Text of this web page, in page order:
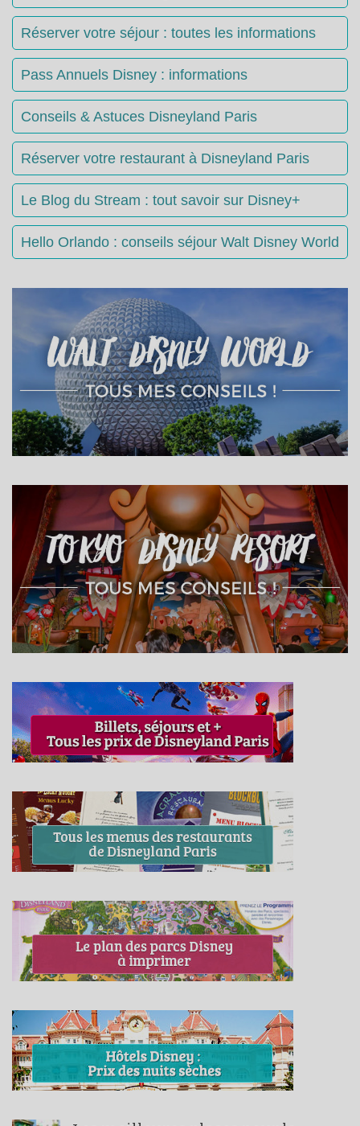
Réserver votre séjour : toutes les informations
Pass Annuels Disney : informations
Conseils & Astuces Disneyland Paris
Réserver votre restaurant à Disneyland Paris
Le Blog du Stream : tout savoir sur Disney+
Hello Orlando : conseils séjour Walt Disney World